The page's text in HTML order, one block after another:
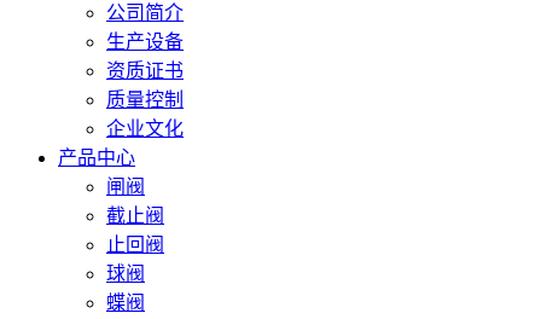
公司简介
生产设备
资质证书
质量控制
企业文化
产品中心
闸阀
截止阀
止回阀
球阀
蝶阀